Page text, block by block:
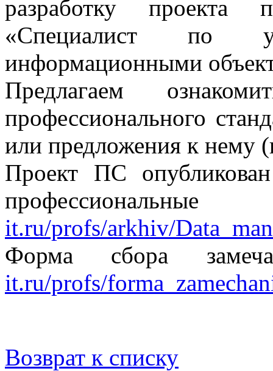
разработку проекта
«Специалист по
информационными
Предлагаем
профессионального
или предложения к нему
Проект ПС
it.ru/profs/arkhiv/
Форма сбора
it.ru/profs/
Возврат к списку